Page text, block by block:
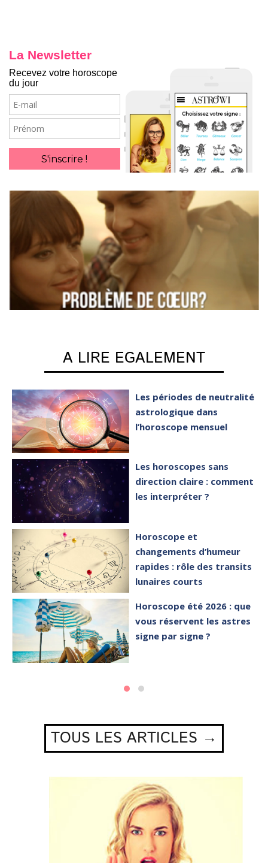
La Newsletter
Recevez votre horoscope
du jour
E-
mail
Prénom
S'inscrire !
A LIRE EGALEMENT
Les périodes de neutralité
astrologique dans
l’horoscope mensuel
Les horoscopes sans
direction claire : comment
les interpréter ?
Horoscope et
changements d’humeur
rapides : rôle des transits
lunaires courts
Horoscope été 2026 : que
vous réservent les astres
signe par signe ?
TOUS LES ARTICLES →